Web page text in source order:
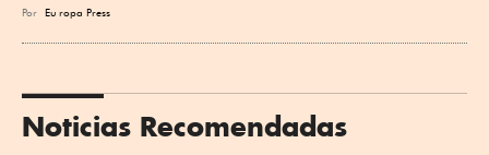
Por Eu ropa Press
Noticias Recomendadas